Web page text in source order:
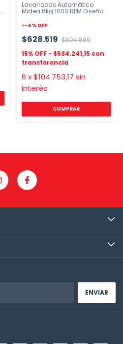
Lavarropas Automático
Midea 6kg 1000 RPM Diseño
--4% OFF
$628.519 $604.889
$534.241,15
6 x$104.753,17 sin
interés
COMPRAR